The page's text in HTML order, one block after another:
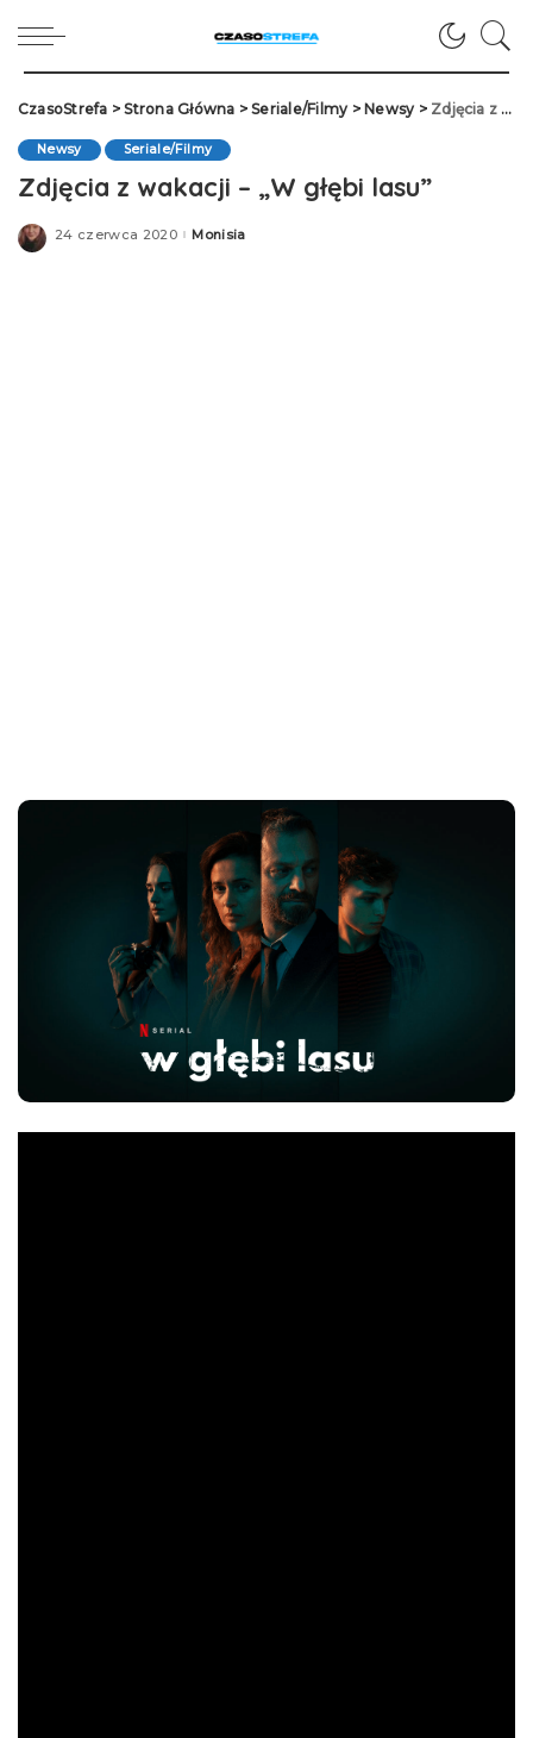
CzasoStrefa >Strona Główna >Seriale/Filmy> Newsy> Zdjęcia z wakacji – „W głębi lasu”
Newsy Seriale/Filmy
Zdjęcia z wakacji – „W głębi lasu”
24 czerwca 2020Posted
Monisia